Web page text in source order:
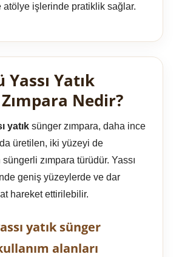
atölye işlerinde pratiklik sağlar.
Yatık
Nedir?
yatık sünger zımpara, daha ince
üretilen, iki yüzeyi de
zımpara türüdür. Yassı
geniş yüzeylerde ve dar
hareket ettirilebilir.
yatık sünger
alanları